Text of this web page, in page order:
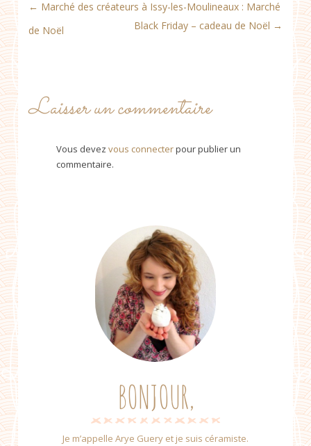
← Marché des créateurs à Issy-les-Moulineaux : Marché
de Noël
Black Friday – cadeau de Noël →
Laisser un commentaire
Vous devez vous connecterpour publier un
commentaire.
BONJOUR,
Je m’appelle Arye Guery et je suis céramiste.